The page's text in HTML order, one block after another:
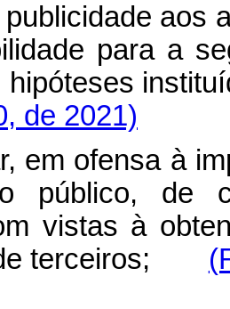
aos
para a
hipóteses
de 2021)
em ofensa à
público, de
vistas à
de terceiros;